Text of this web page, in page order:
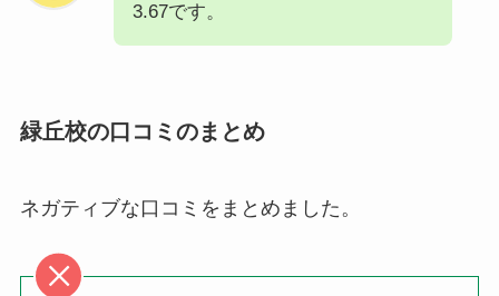
3.67です。
緑丘校の口コミのまとめ
ネガティブな口コミをまとめました。